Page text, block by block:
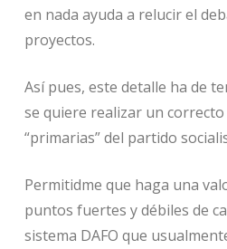
en nada ayuda a relucir el
proyectos.
Así pues, este detalle ha de
se quiere realizar un correcto
“primarias” del partido
Permitidme que haga una
puntos fuertes y débiles de
sistema DAFO que